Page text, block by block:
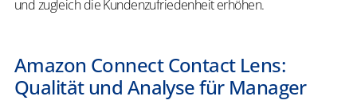
und zugleich die Kundenzufriedenheit erhöhen.
Amazon Connect Contact Lens:
Qualität und Analyse für Manager